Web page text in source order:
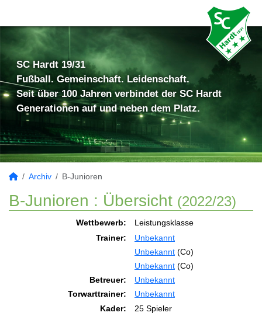
SC Hardt 19/31
Fußball. Gemeinschaft. Leidenschaft.
Seit über 100 Jahren verbindet der SC Hardt
Generationen auf und neben dem Platz.
Archiv B-Junioren
B-Junioren : Übersicht (2022/23)
Wettbewerb:
Leistungsklasse
Trainer:
Unbekannt
Unbekannt (Co)
Unbekannt (Co)
Betreuer:
Unbekannt
Torwarttrainer:
Unbekannt
Kader:
25 Spieler